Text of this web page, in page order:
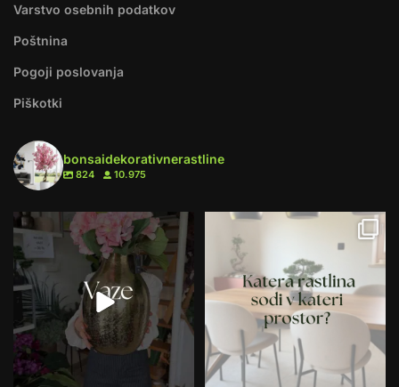
Varstvo osebnih podatkov
Poštnina
Pogoji poslovanja
Piškotki
bonsaidekorativnerastline
824 10.975